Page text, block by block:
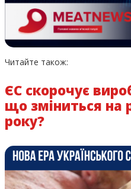
Читайте також:
ЄС скорочує
що зміниться на
року?